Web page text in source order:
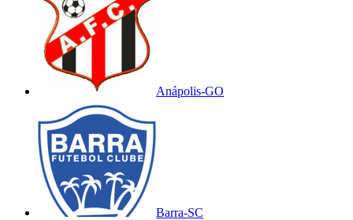
Anápolis-GO
Barra-SC